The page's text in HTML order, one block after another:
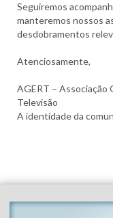
Seguiremos
manteremos nossos
desdobramentos
Atenciosamente,
AGERT – Associação
Televisão
A identidade da